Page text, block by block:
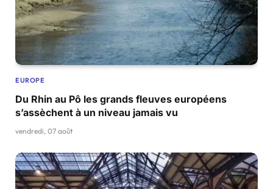
EUROPE
Du Rhin au Pô les grands fleuves européens
s’assèchent à un niveau jamais vu
vendredi, 07 août